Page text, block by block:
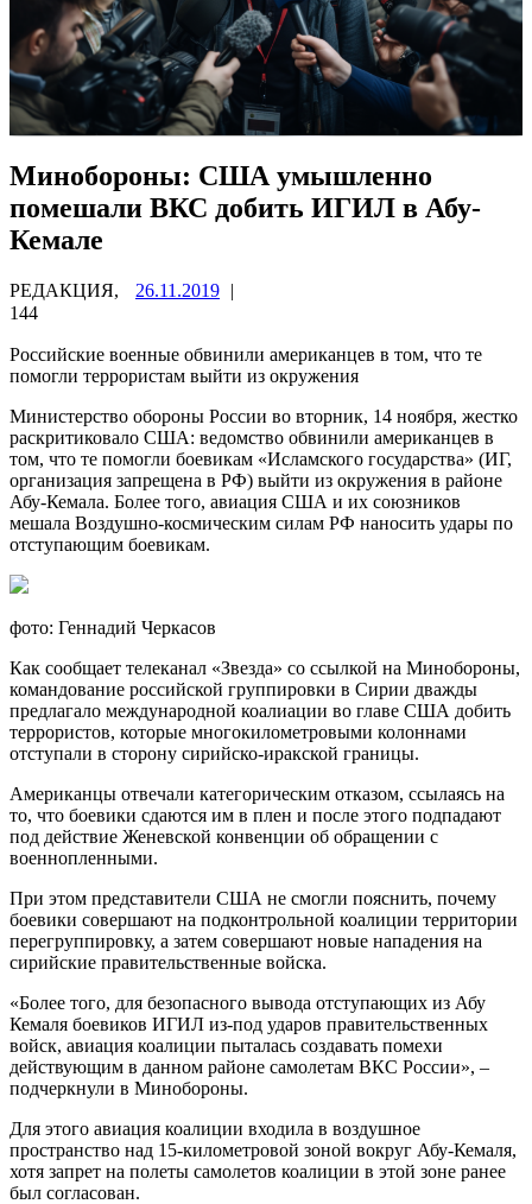
Минобороны: США умышленно
помешали ВКС добить ИГИЛ в Абу-
Кемале
РЕДАКЦИЯ, 26.11.2019 |
144
Российские военные обвинили американцев в том, что те
помогли террористам выйти из окружения
Министерство обороны России во вторник, 14 ноября, жестко
раскритиковало США: ведомство обвинили американцев в
том, что те помогли боевикам «Исламского государства» (ИГ,
организация запрещена в РФ) выйти из окружения в районе
Абу-Кемала. Более того, авиация США и их союзников
мешала Воздушно-космическим силам РФ наносить удары по
отступающим боевикам.
фото: Геннадий Черкасов
Как сообщает телеканал «Звезда» со ссылкой на Минобороны,
командование российской группировки в Сирии дважды
предлагало международной коалиации во главе США добить
террористов, которые многокилометровыми колоннами
отступали в сторону сирийско-иракской границы.
Американцы отвечали категорическим отказом, ссылаясь на
то, что боевики сдаются им в плен и после этого подпадают
под действие Женевской конвенции об обращении с
военнопленными.
При этом представители США не смогли пояснить, почему
боевики совершают на подконтрольной коалиции территории
перегруппировку, а затем совершают новые нападения на
сирийские правительственные войска.
«Более того, для безопасного вывода отступающих из Абу
Кемаля боевиков ИГИЛ из-под ударов правительственных
войск, авиация коалиции пыталась создавать помехи
действующим в данном районе самолетам ВКС России», –
подчеркнули в Минобороны.
Для этого авиация коалиции входила в воздушное
пространство над 15-километровой зоной вокруг Абу-Кемаля,
хотя запрет на полеты самолетов коалиции в этой зоне ранее
был согласован.